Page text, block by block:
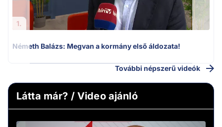
1.
Németh Balázs: Megvan a kormány első áldozata!
További népszerű videók
Látta már? / Video ajánló